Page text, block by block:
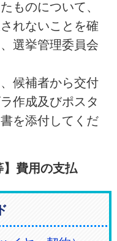
ものについて、
れないことを確
選挙管理委員会
候補者から交付
作成及びポスタ
を添付してくだ
費用の支払